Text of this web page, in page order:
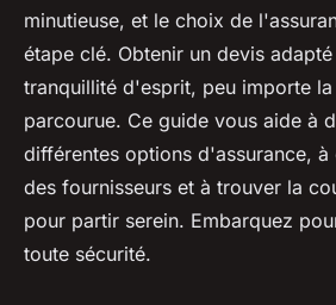
minutieuse, et le choix de
étape clé. Obtenir un devis
tranquillité d'esprit, peu importe
parcourue. Ce guide vous aide à
différentes options d'assurance,
des fournisseurs et à trouver la
pour partir serein. Embarquez
toute sécurité.